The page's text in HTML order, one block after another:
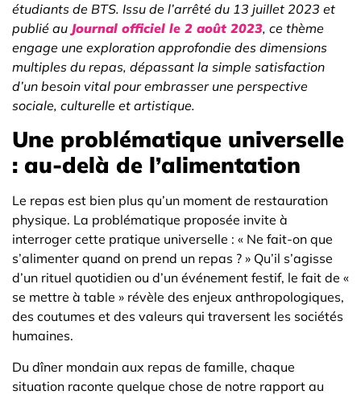
étudiants de BTS. Issu de l’arrêté du 13 juillet 2023 et
publié au Journal officiel le 2 août 2023, ce thème
engage une exploration approfondie des dimensions
multiples du repas, dépassant la simple satisfaction
d’un besoin vital pour embrasser une perspective
sociale, culturelle et artistique.
Une problématique universelle
: au-delà de l’alimentation
Le repas est bien plus qu’un moment de restauration
physique. La problématique proposée invite à
interroger cette pratique universelle : « Ne fait-on que
s’alimenter quand on prend un repas ? » Qu’il s’agisse
d’un rituel quotidien ou d’un événement festif, le fait de «
se mettre à table » révèle des enjeux anthropologiques,
des coutumes et des valeurs qui traversent les sociétés
humaines.
Du dîner mondain aux repas de famille, chaque
situation raconte quelque chose de notre rapport au